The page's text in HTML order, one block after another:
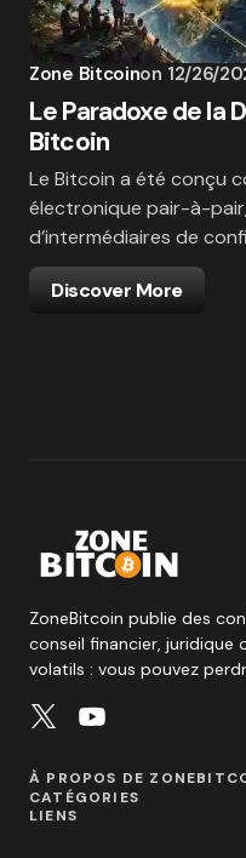
Zone Bitcoinon 12/26/
Le Paradoxe de la
Bitcoin
Le Bitcoin a été conçu
électronique pair-à-
d’intermédiaires de
Discover More
ZoneBitcoin publie des
conseil financier,
volatils : vous pouvez
À PROPOS DE
CATÉGORIES
LIENS